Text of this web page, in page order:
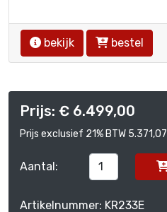
bekijk bestel
Prijs: € 6.499,00
Prijs exclusief 21% BTW 5.371,07
Aantal:
Artikelnummer: KR233E